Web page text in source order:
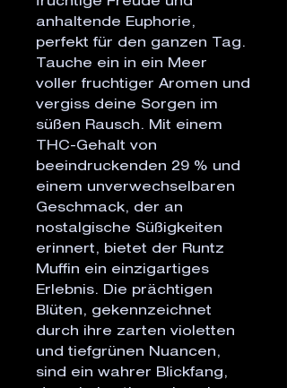
anhaltende Euphorie,
perfekt für den ganzen Tag.
Tauche ein in ein Meer
voller fruchtiger Aromen und
vergiss deine Sorgen im
süßen Rausch. Mit einem
THC-Gehalt von
beeindruckenden 29 % und
einem unverwechselbaren
Geschmack, der an
nostalgische Süßigkeiten
erinnert, bietet der Runtz
Muffin ein einzigartiges
Erlebnis. Die prächtigen
Blüten, gekennzeichnet
durch ihre zarten violetten
und tiefgrünen Nuancen,
sind ein wahrer Blickfang,